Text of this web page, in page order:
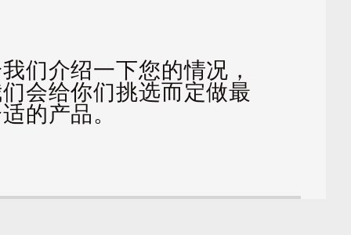
们介绍一下您的情况，
会给你们挑选而定做最
的产品。